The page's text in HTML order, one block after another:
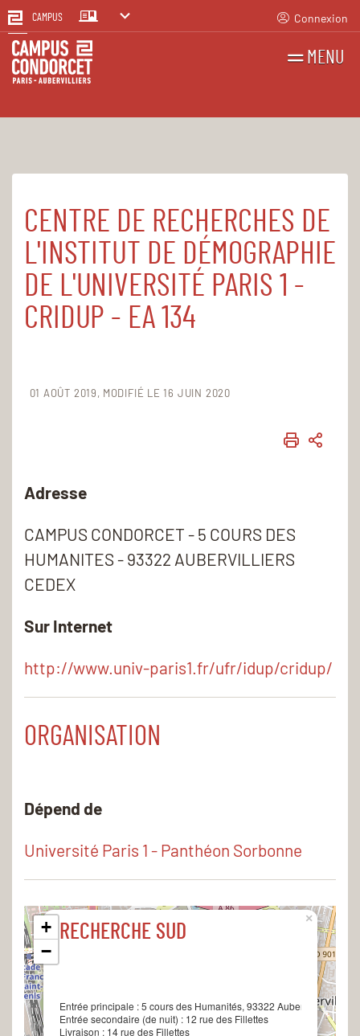
CAMPUS Connexion
MENU
Accueil Structures
CENTRE DE RECHERCHES DE
L'INSTITUT DE DÉMOGRAPHIE
DE L'UNIVERSITÉ PARIS 1 -
CRIDUP - EA 134
01 AOÛT 2019 MODIFIÉ LE 16 JUIN 2020
Adresse
CAMPUS CONDORCET - 5 COURS DES
HUMANITES - 93322 AUBERVILLIERS
CEDEX
Sur Internet
http://www.univ-paris1.fr/ufr/idup/cridup/
ORGANISATION
Dépend de
Université Paris 1 - Panthéon Sorbonne
RECHERCHE SUD
Entrée principale :5 cours des Humanités, 93322 Aubervilliers cedex
Entrée secondaire (de nuit) : 12 rue des Fillettes
Livraison : 14 rue des Fillettes
×
+
−